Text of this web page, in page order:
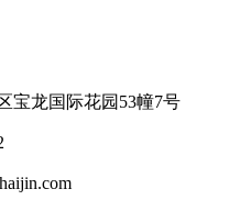
宝龙国际花园53幢7号